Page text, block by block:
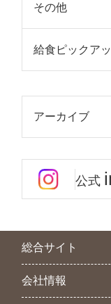
その他
給食ピックア
アーカイブ
公式
総合サイト
会社情報